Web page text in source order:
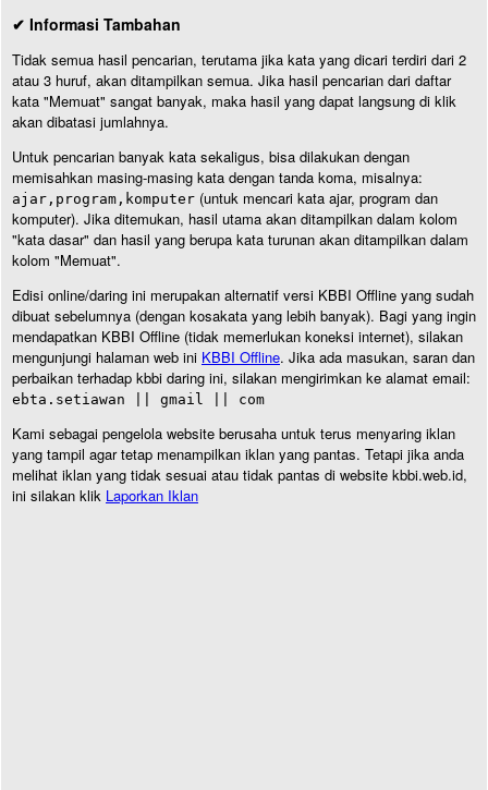
✔ Informasi Tambahan
Tidak semua hasil pencarian, terutama jika kata yang dicari terdiri dari 2
atau 3 huruf, akan ditampilkan semua. Jika hasil pencarian dari daftar
kata "Memuat" sangat banyak, maka hasil yang dapat langsung di klik
akan dibatasi jumlahnya.
Untuk pencarian banyak kata sekaligus, bisa dilakukan dengan
memisahkan masing-masing kata dengan tanda koma, misalnya:
ajar,program,komputer (untuk mencari kata ajar, program dan
komputer). Jika ditemukan, hasil utama akan ditampilkan dalam kolom
"kata dasar" dan hasil yang berupa kata turunan akan ditampilkan dalam
kolom "Memuat".
Edisi online/daring ini merupakan alternatif versi KBBI Offline yang sudah
dibuat sebelumnya (dengan kosakata yang lebih banyak). Bagi yang ingin
mendapatkan KBBI Offline (tidak memerlukan koneksi internet), silakan
mengunjungi halaman web ini KBBI Offline. Jika ada masukan, saran dan
perbaikan terhadap kbbi daring ini, silakan mengirimkan ke alamat email:
ebta.setiawan || gmail || com
Kami sebagai pengelola website berusaha untuk terus menyaring iklan
yang tampil agar tetap menampilkan iklan yang pantas. Tetapi jika anda
melihat iklan yang tidak sesuai atau tidak pantas di website kbbi.web.id,
ini silakan klik Laporkan Iklan